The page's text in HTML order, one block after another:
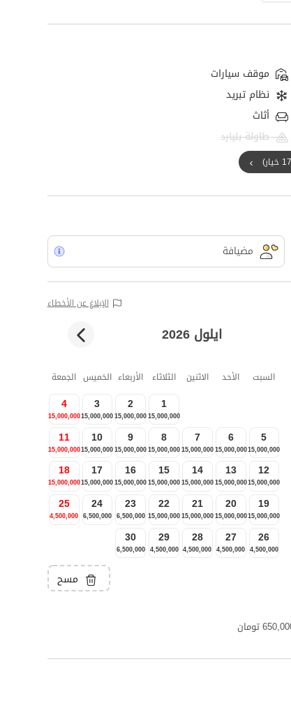
موقف سيارات
نظام تبريد
أثاث
طاولة بليارد
مضيافة
الإبلاغ عن الأخطاء
ايلول 2026
السبت الأحد الاثنين الثلاثاء الأربعاء الخميس الجمعة
1
15,000,000
2
15,000,000
3
15,000,000
4
15,000,000
5
15,000,000
6
15,000,000
7
15,000,000
8
15,000,000
9
15,000,000
10
15,000,000
11
15,000,000
12
15,000,000
13
15,000,000
14
15,000,000
15
15,000,000
16
15,000,000
17
15,000,000
18
15,000,000
19
15,000,000
20
15,000,000
21
15,000,000
22
15,000,000
23
6,500,000
24
6,500,000
25
4,500,000
26
4,500,000
27
4,500,000
28
4,500,000
29
4,500,000
30
6,500,000
مسح